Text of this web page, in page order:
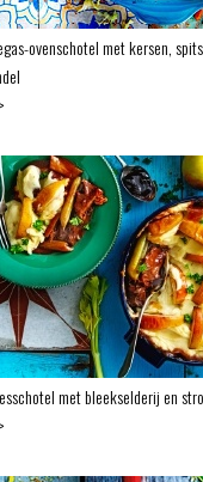
ovenschotel met kersen,
met bleekselderij en